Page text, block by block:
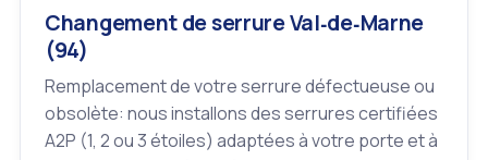
Changement de serrure Val‑de‑Marne
(94)
Remplacement de votre serrure défectueuse ou
obsolète: nous installons des serrures certifiées
A2P (1, 2 ou 3 étoiles) adaptées à votre porte et à